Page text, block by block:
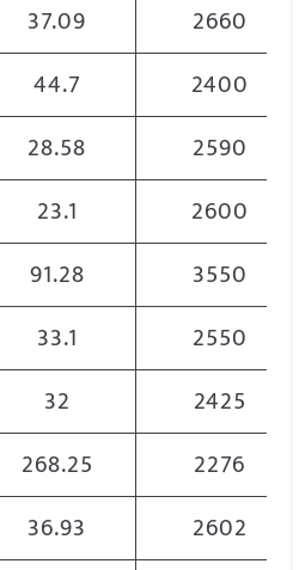
37.09
2660
44.7
2400
28.58
2590
23.1
2600
91.28
3550
33.1
2550
32
2425
268.25
2276
36.93
2602